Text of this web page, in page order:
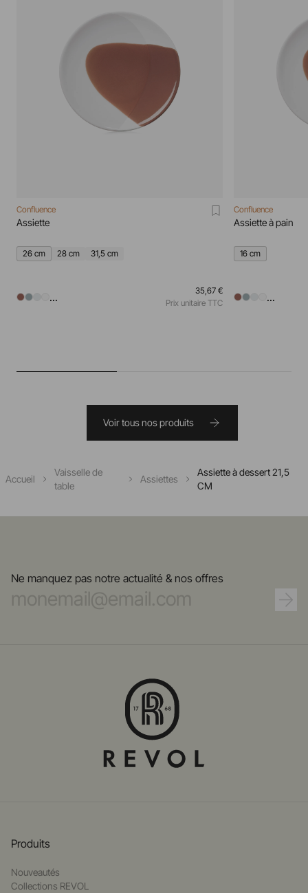
Confluence
Assiette
26 cm 28 cm 31,5 cm
...
35,67 €
Prix unitaire TTC
Confluence
Assiette à pain
16 cm
...
Voir tous nos produits
Accueil
Vaisselle de
table
Assiettes
Assiette à dessert 21,5
CM
Ne manquez pas notre actualité & nos offres
Produits
Nouveautés
Collections REVOL